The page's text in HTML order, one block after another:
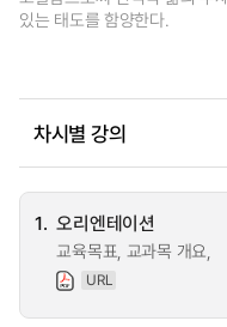
있는 태도를 함양한다.
차시별 강의
1. 오리엔테이션
교육목표, 교과목 개요,
URL